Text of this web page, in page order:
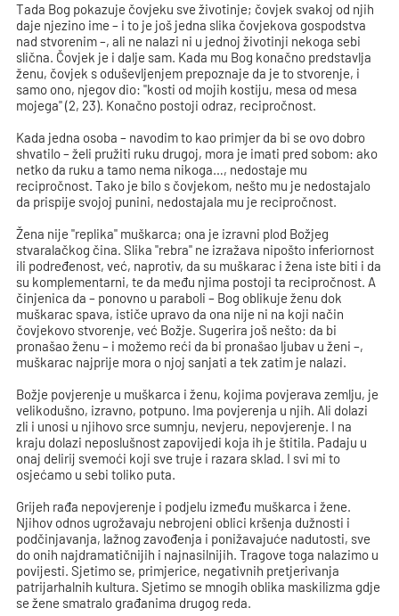
Tada Bog pokazuje čovjeku sve životinje; čovjek svakoj od njih
daje njezino ime – i to je još jedna slika čovjekova gospodstva
nad stvorenim –, ali ne nalazi ni u jednoj životinji nekoga sebi
slična. Čovjek je i dalje sam. Kada mu Bog konačno predstavlja
ženu, čovjek s oduševljenjem prepoznaje da je to stvorenje, i
samo ono, njegov dio: "kosti od mojih kostiju, mesa od mesa
mojega" (2, 23). Konačno postoji odraz, recipročnost.
Kada jedna osoba – navodim to kao primjer da bi se ovo dobro
shvatilo – želi pružiti ruku drugoj, mora je imati pred sobom: ako
netko da ruku a tamo nema nikoga…, nedostaje mu
recipročnost. Tako je bilo s čovjekom, nešto mu je nedostajalo
da prispije svojoj punini, nedostajala mu je recipročnost.
Žena nije "replika" muškarca; ona je izravni plod Božjeg
stvaralačkog čina. Slika "rebra" ne izražava nipošto inferiornost
ili podređenost, već, naprotiv, da su muškarac i žena iste biti i da
su komplementarni, te da među njima postoji ta recipročnost. A
činjenica da – ponovno u paraboli – Bog oblikuje ženu dok
muškarac spava, ističe upravo da ona nije ni na koji način
čovjekovo stvorenje, već Božje. Sugerira još nešto: da bi
pronašao ženu – i možemo reći da bi pronašao ljubav u ženi –,
muškarac najprije mora o njoj sanjati a tek zatim je nalazi.
Božje povjerenje u muškarca i ženu, kojima povjerava zemlju, je
velikodušno, izravno, potpuno. Ima povjerenja u njih. Ali dolazi
zli i unosi u njihovo srce sumnju, nevjeru, nepovjerenje. I na
kraju dolazi neposlušnost zapovijedi koja ih je štitila. Padaju u
onaj delirij svemoći koji sve truje i razara sklad. I svi mi to
osjećamo u sebi toliko puta.
Grijeh rađa nepovjerenje i podjelu između muškarca i žene.
Njihov odnos ugrožavaju nebrojeni oblici kršenja dužnosti i
podčinjavanja, lažnog zavođenja i ponižavajuće nadutosti, sve
do onih najdramatičnijih i najnasilnijih. Tragove toga nalazimo u
povijesti. Sjetimo se, primjerice, negativnih pretjerivanja
patrijarhalnih kultura. Sjetimo se mnogih oblika maskilizma gdje
se žene smatralo građanima drugog reda.